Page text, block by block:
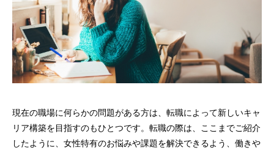
現在の職場に何らかの問題がある方は、転職によって新しいキャ
リア構築を目指すのもひとつです。転職の際は、ここまでご紹介
したように、女性特有のお悩みや課題を解決できるよう、働きや